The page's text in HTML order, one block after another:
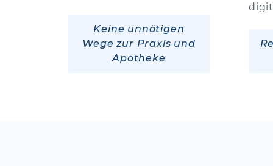
Keine unnötigen
Wege zur Praxis und
Apotheke